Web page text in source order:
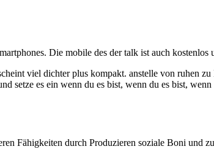
Die mobile des der talk ist auch kostenlos
viel dichter plus kompakt. anstelle von ruhen
setze es ein wenn du es bist, wenn du es bist,
Fähigkeiten durch Produzieren soziale Boni und